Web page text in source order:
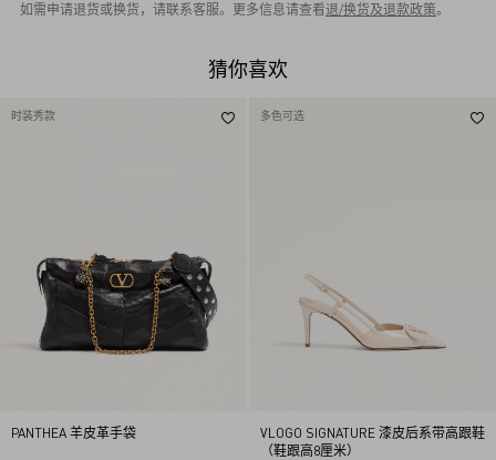
如需申请退货或换货，请联系客服。更多信息请查看退/换货及退款政策。
猜你喜欢
时装秀款
PANTHEA 羊皮革手袋
多色可选
VLOGO SIGNATURE 漆皮后系带高跟鞋
（鞋跟高8厘米）